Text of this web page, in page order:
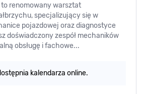
to renomowany warsztat
specjalizujący się w
pojazdowej oraz diagnostyce
doświadczony zespół mechaników
obsługę i fachowe...
kalendarza online.